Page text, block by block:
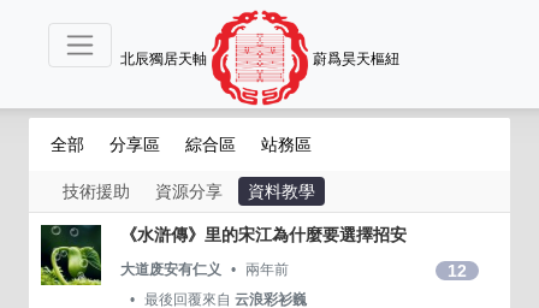
北辰獨居天軸 蔚爲昊天樞紐
全部 分享區 綜合區 站務區
技術援助 資源分享 資料教學
《水滸傳》里的宋江為什麼要選擇招安
大道废安有仁义
兩年前
最後回覆來自 云浪彩衫巍
12